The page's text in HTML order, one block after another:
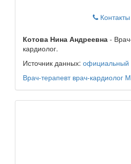
Контакты
Котова Нина Андреевна -
кардиолог.
Источник данных:
Врач-терапевт врач-кардиолог